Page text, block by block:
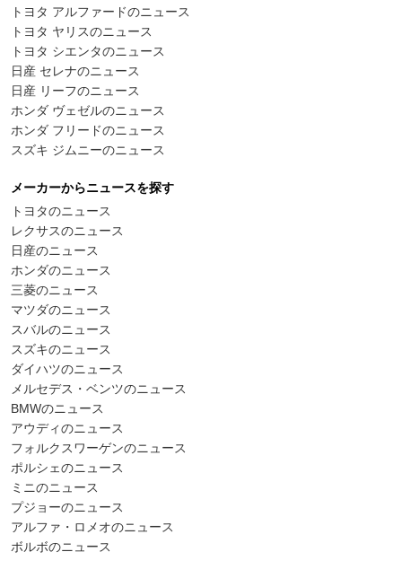
トヨタ アルファードのニュース
トヨタ ヤリスのニュース
トヨタ シエンタのニュース
日産 セレナのニュース
日産 リーフのニュース
ホンダ ヴェゼルのニュース
ホンダ フリードのニュース
スズキ ジムニーのニュース
メーカーからニュースを探す
トヨタのニュース
レクサスのニュース
日産のニュース
ホンダのニュース
三菱のニュース
マツダのニュース
スバルのニュース
スズキのニュース
ダイハツのニュース
メルセデス・ベンツのニュース
BMWのニュース
アウディのニュース
フォルクスワーゲンのニュース
ポルシェのニュース
ミニのニュース
プジョーのニュース
アルファ・ロメオのニュース
ボルボのニュース